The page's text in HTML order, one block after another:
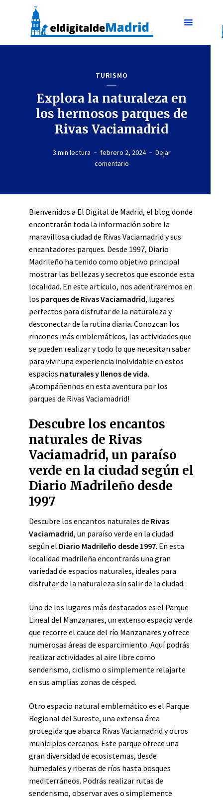
TURISMO
Explora la naturaleza en
los hermosos parques de
Rivas Vaciamadrid
3 min lectura febrero 2, 2024
Dejar
comentario
Bienvenidos a El Digital de Madrid, el blog donde
encontrarán toda la información sobre la
maravillosa ciudad de Rivas Vaciamadrid y sus
encantadores parques. Desde 1997, Diario
Madrileño ha tenido como objetivo principal
mostrar las bellezas y secretos que esconde esta
localidad. En este artículo, nos adentraremos en
los parques de Rivas Vaciamadrid, lugares
perfectos para disfrutar de la naturaleza y
desconectar de la rutina diaria. Conozcan los
rincones más emblemáticos, las actividades que
se pueden realizar y todo lo que necesitan saber
para vivir una experiencia inolvidable en estos
espacios naturales y llenos de vida.
¡Acompáñennos en esta aventura por los
parques de Rivas Vaciamadrid!
Descubre los encantos
naturales de Rivas
Vaciamadrid, un paraíso
verde en la ciudad según el
Diario Madrileño desde
1997
Descubre los encantos naturales de Rivas
Vaciamadrid, un paraíso verde en la ciudad
según el Diario Madrileño desde 1997. En esta
localidad madrileña encontrarás una gran
variedad de espacios naturales, ideales para
disfrutar de la naturaleza sin salir de la ciudad.
Uno de los lugares más destacados es el Parque
Lineal del Manzanares, un extenso espacio verde
que recorre el cauce del río Manzanares y ofrece
numerosas áreas de esparcimiento. Aquí podrás
realizar actividades al aire libre como
senderismo, ciclismo o simplemente relajarte
en sus amplias zonas de césped.
Otro espacio natural emblemático es el Parque
Regional del Sureste, una extensa área
protegida que abarca Rivas Vaciamadrid y otros
municipios cercanos. Este parque ofrece una
gran diversidad de ecosistemas, desde
humedales y riberas de ríos hasta bosques
mediterráneos. Podrás realizar rutas de
senderismo, observar aves o simplemente